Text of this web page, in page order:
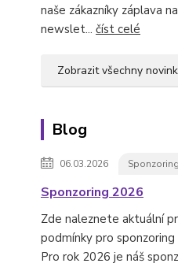
naše zákazníky záplava
newslet... číst celé
Zobrazit všechny
Blog
06.03.2026 Sponzoring
Sponzoring 2026
Zde naleznete aktuální
podmínky pro
Pro rok 2026 je náš